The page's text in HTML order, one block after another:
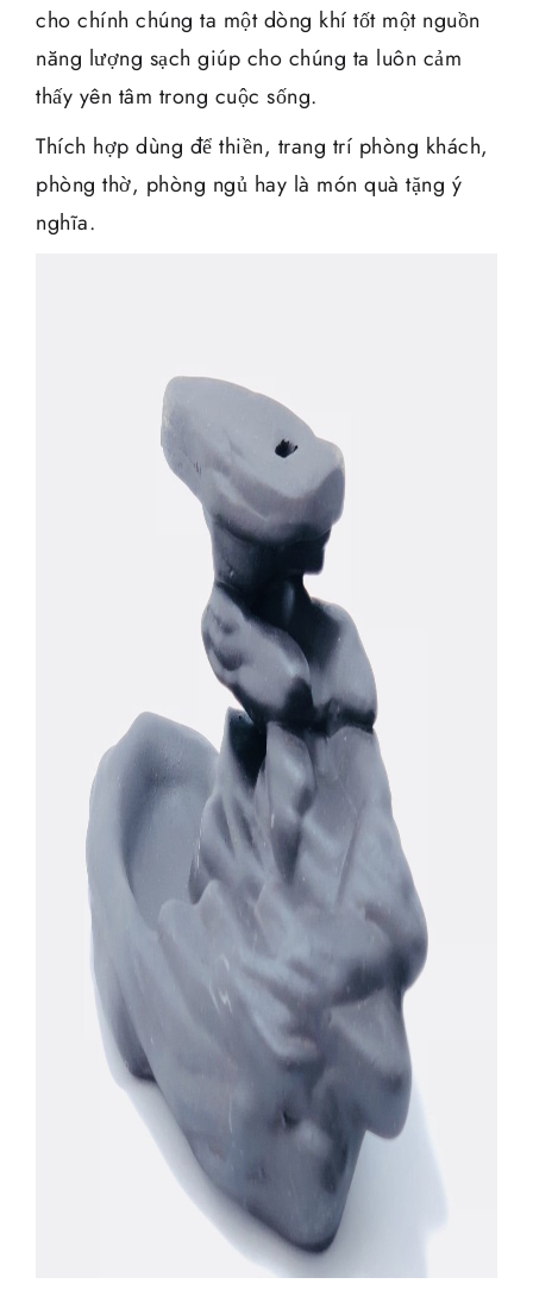
cho chính chúng ta một dòng khí tốt một nguồn
năng lượng sạch giúp cho chúng ta luôn cảm
thấy yên tâm trong cuộc sống.
Thích hợp dùng để thiền, trang trí phòng khách,
phòng thờ, phòng ngủ hay là món quà tặng ý
nghĩa.